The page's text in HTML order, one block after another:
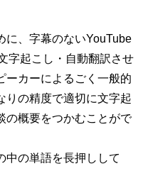
に、字幕のないYouTube
字起こし・自動翻訳させ
ーカーによるごく一般的
りの精度で適切に文字起
の概要をつかむことがで
中の単語を長押しして